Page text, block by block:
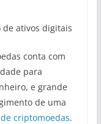
de ativos digitais
conta com
para
e grande
de uma
criptomoedas.